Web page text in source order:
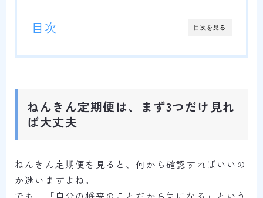
目次を見る
目次
ねんきん定期便は、まず3つだけ見れ
ば大丈夫
ねんきん定期便を見ると、何から確認すればいいの
か迷いますよね。